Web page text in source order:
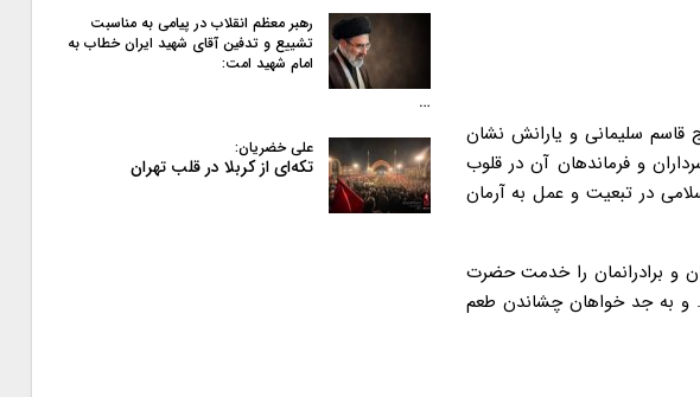
قاسم سلیمانی و یارانش نشان
و فرماندهان آن در قلوب
در تبعیت و عمل به آرمان
و برادرانمان را خدمت حضرت
و به جد خواهان چشاندن طعم
رهبر معظم انقلاب در پیامی به‌ مناسبت
تشییع و تدفین آقای شهید ایران خطاب به
امام شهید امت:
…
علی خضریان:
تکه‌ای از کربلا در قلب تهران